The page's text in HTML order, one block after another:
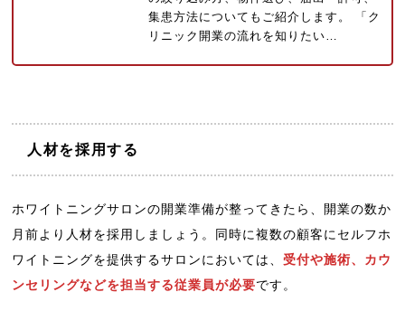
集患方法についてもご紹介します。 「ク
リニック開業の流れを知りたい…
人材を採用する
ホワイトニングサロンの開業準備が整ってきたら、開業の数か
月前より人材を採用しましょう。同時に複数の顧客にセルフホ
ワイトニングを提供するサロンにおいては、受付や施術、カウ
ンセリングなどを担当する従業員が必要です。